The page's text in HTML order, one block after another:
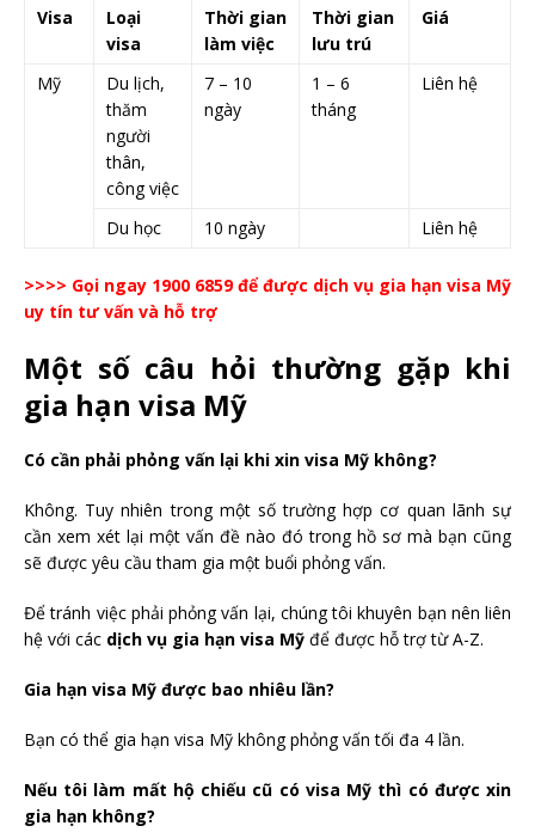
Visa
Loại
visa
Thời gian
làm việc
Thời gian
lưu trú
Giá
Mỹ
Du lịch,
thăm
người
thân,
công việc
7 – 10
ngày
1 – 6
tháng
Liên hệ
Du học 10 ngày Liên hệ
>>>> Gọi ngay 1900 6859 để được dịch vụ gia hạn visa Mỹ
uy tín tư vấn và hỗ trợ
Một số câu hỏi thường gặp khi
gia hạn visa Mỹ
Có cần phải phỏng vấn lại khi xin visa Mỹ không?
Không. Tuy nhiên trong một số trường hợp cơ quan lãnh sự
cần xem xét lại một vấn đề nào đó trong hồ sơ mà bạn cũng
sẽ được yêu cầu tham gia một buổi phỏng vấn.
Để tránh việc phải phỏng vấn lại, chúng tôi khuyên bạn nên liên
hệ với các dịch vụ gia hạn visa Mỹ để được hỗ trợ từ A-Z.
Gia hạn visa Mỹ được bao nhiêu lần?
Bạn có thể gia hạn visa Mỹ không phỏng vấn tối đa 4 lần.
Nếu tôi làm mất hộ chiếu cũ có visa Mỹ thì có được xin
gia hạn không?